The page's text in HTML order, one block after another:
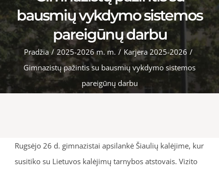
bausmių vykdymo sistemos
pareigūnų darbu
Pradžia / 2025-2026 m. m. / Karjera 2025-2026 /
Gimnazistų pažintis su bausmių vykdymo sistemos
pareigūnų darbu
Rugsėjo 26 d. gimnazistai apsilankė Šiaulių kalėjime, kur
susitiko su Lietuvos kalėjimų tarnybos atstovais. Vizito